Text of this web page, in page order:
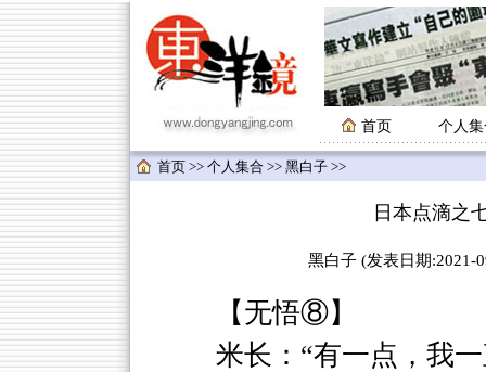
首页 个人
首页 >> 个人集合 >> 黑白子 >>
日本点滴之
黑白子 (发表日期:2021-
【无悟⑧】
米长：“有一点，我